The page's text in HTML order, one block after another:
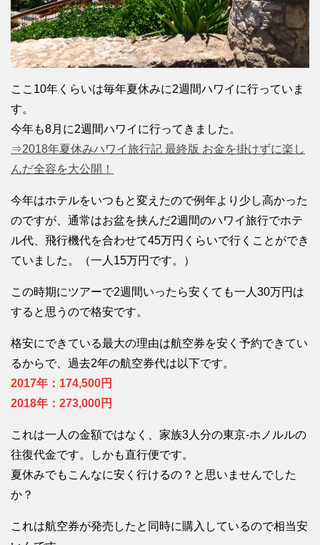
ここ10年くらいは毎年夏休みに2週間ハワイに行っていま
す。
今年も8月に2週間ハワイに行ってきました。
⇒2018年夏休みハワイ旅行記 最終版 お金を掛けずに楽し
んだ全容を大公開！
今年はホテルをいつもと変えたので例年より少し高かった
のですが、通常はお盆を挟んだ2週間のハワイ旅行でホテ
ル代、飛行機代を合わせて45万円くらいで行くことができ
ていました。（一人15万円です。）
この時期にツアーで2週間いったら安くても一人30万円は
すると思うので格安です。
格安にできている最大の理由は航空券を安く予約できてい
るからで、過去2年の航空券代は以下です。
2017年：174,500円
2018年：273,000円
これは一人の金額ではなく、家族3人分の東京-ホノルルの
往復代金です。しかも直行便です。
夏休みでもこんなに安く行けるの？と思いませんでした
か？
これは航空券が発売したと同時に購入しているので相当安